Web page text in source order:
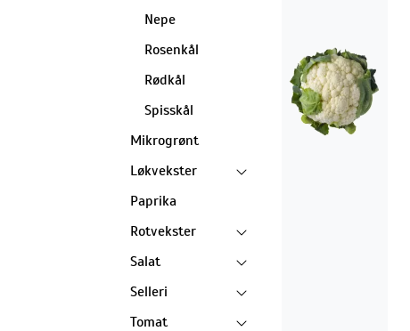
Nepe
Rosenkål
Rødkål
Spisskål
Mikrogrønt
Løkvekster
Paprika
Rotvekster
Salat
Selleri
Tomat